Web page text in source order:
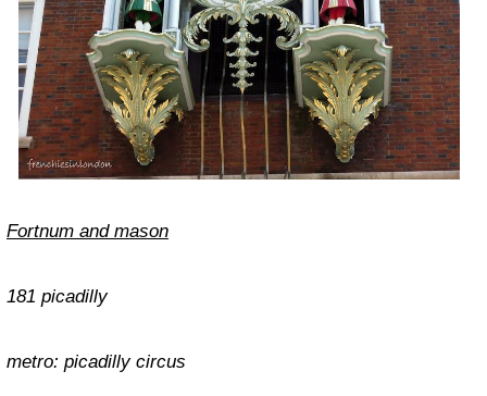
Fortnum and mason
181 picadilly
metro: picadilly circus